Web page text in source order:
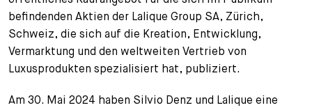
Substituten
Kurzpraktikanten
Administration
Bewerbungsprozess
Fragen und Antworten
Spontanbewerbung
Ihre Karriere
Ihre Karriere bei uns
befindenden Aktien der Lalique Group SA, Zürich,
Schweiz, die sich auf die Kreation, Entwicklung,
Vermarktung und den weltweiten Vertrieb von
Luxusprodukten spezialisiert hat, publiziert.
Am 30. Mai 2024 haben Silvio Denz und Lalique eine